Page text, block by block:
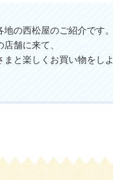
地の西松屋のご紹介です。
舗に来て、
まと楽しくお買い物をしよ